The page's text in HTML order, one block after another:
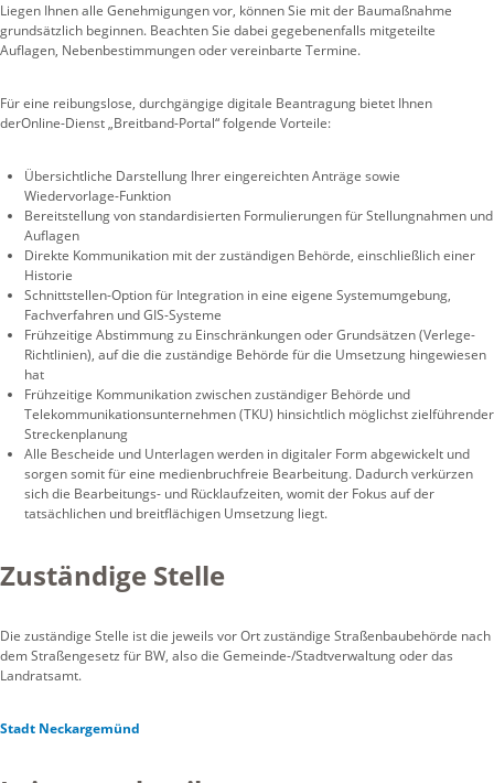
Liegen Ihnen alle Genehmigungen vor, können Sie mit der Baumaßnahme
grundsätzlich beginnen. Beachten Sie dabei gegebenenfalls mitgeteilte
Auflagen, Nebenbestimmungen oder vereinbarte Termine.
Für eine reibungslose, durchgängige digitale Beantragung bietet Ihnen
derOnline-Dienst „Breitband-Portal“ folgende Vorteile:
Übersichtliche Darstellung Ihrer eingereichten Anträge sowie
Wiedervorlage-Funktion
Bereitstellung von standardisierten Formulierungen für Stellungnahmen und
Auflagen
Direkte Kommunikation mit der zuständigen Behörde, einschließlich einer
Historie
Schnittstellen-Option für Integration in eine eigene Systemumgebung,
Fachverfahren und GIS-Systeme
Frühzeitige Abstimmung zu Einschränkungen oder Grundsätzen (Verlege-
Richtlinien), auf die die zuständige Behörde für die Umsetzung hingewiesen
hat
Frühzeitige Kommunikation zwischen zuständiger Behörde und
Telekommunikationsunternehmen (TKU) hinsichtlich möglichst zielführender
Streckenplanung
Alle Bescheide und Unterlagen werden in digitaler Form abgewickelt und
sorgen somit für eine medienbruchfreie Bearbeitung. Dadurch verkürzen
sich die Bearbeitungs- und Rücklaufzeiten, womit der Fokus auf der
tatsächlichen und breitflächigen Umsetzung liegt.
Zuständige Stelle
Die zuständige Stelle ist die jeweils vor Ort zuständige Straßenbaubehörde nach
dem Straßengesetz für BW, also die Gemeinde-/Stadtverwaltung oder das
Landratsamt.
Stadt Neckargemünd